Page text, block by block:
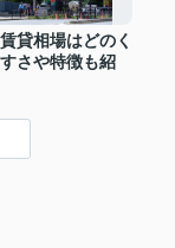
貸相場はどのく
さや特徴も紹